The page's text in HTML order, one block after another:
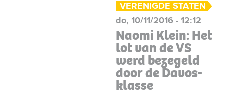
VERENIGDE STATEN
do, 10/11/2016 - 12:12
Naomi Klein: Het
lot van de VS
werd bezegeld
door de Davos-
klasse